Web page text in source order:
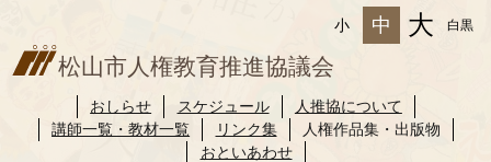
小 中 大 白黒
松山市人権教育推進協議会
おしらせ スケジュール
人推協について
講師一覧・教材一覧
リンク集
人権作品集・出版物
おといあわせ